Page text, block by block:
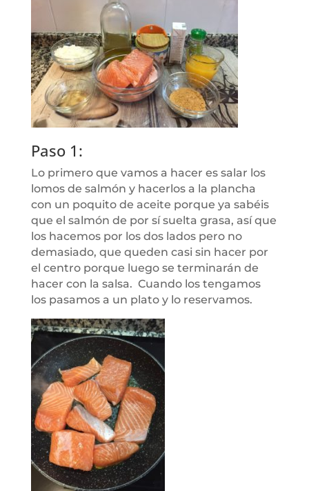
Paso 1:
Lo primero que vamos a hacer es salar los
lomos de salmón y hacerlos a la plancha
con un poquito de aceite porque ya sabéis
que el salmón de por sí suelta grasa, así que
los hacemos por los dos lados pero no
demasiado, que queden casi sin hacer por
el centro porque luego se terminarán de
hacer con la salsa. Cuando los tengamos
los pasamos a un plato y lo reservamos.